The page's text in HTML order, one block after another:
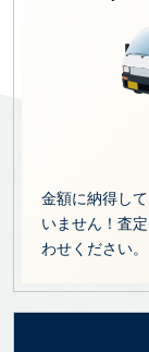
金額に納得し
いません！査
わせください。